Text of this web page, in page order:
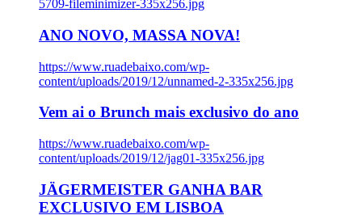
5709-fileminimizer-335x256.jpg
ANO NOVO, MASSA NOVA!
https://www.ruadebaixo.com/wp-
content/uploads/2019/12/unnamed-2-335x256.jpg
Vem ai o Brunch mais exclusivo do ano
https://www.ruadebaixo.com/wp-
content/uploads/2019/12/jag01-335x256.jpg
JÄGERMEISTER GANHA BAR
EXCLUSIVO EM LISBOA